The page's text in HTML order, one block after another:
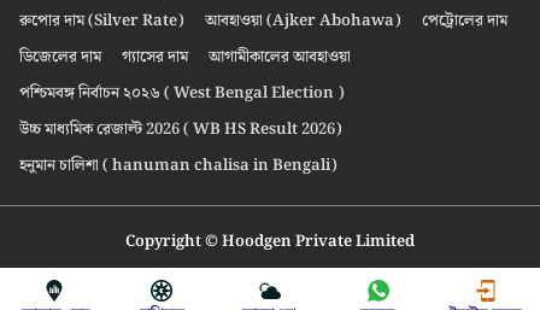
রুপোর দাম (Silver Rate)
আবহাওয়া (Ajker Abohawa)
পেট্রোলের দাম
ডিজেলের দাম
গ্যাসের দাম
আগামীকালের আবহাওয়া
পশ্চিমবঙ্গ নির্বাচন ২০২৬ ( West Bengal Election )
উচ্চ মাধ্যমিক রেজাল্ট 2026 ( WB HS Result 2026)
হনুমান চালিশা ( hanuman chalisa in Bengali)
Copyright © Hoodgen Private Limited